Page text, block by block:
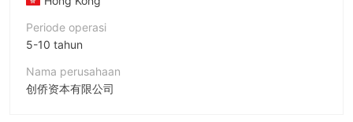
Periode operasi
5-10 tahun
Nama perusahaan
创侨资本有限公司